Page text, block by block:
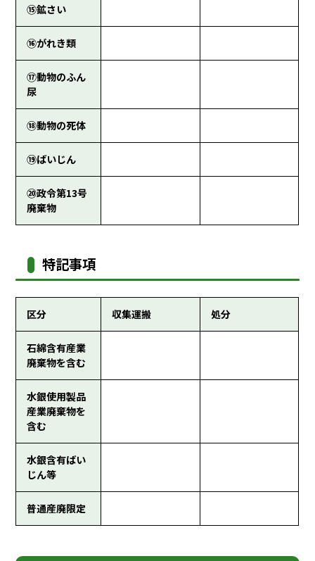
⑮鉱さい
⑯がれき類
⑰動物のふん
尿
⑱動物の死体
⑲ばいじん
⑳政令第13号
廃棄物
特記事項
区分 収集運搬 処分
石綿含有産業
廃棄物を含む
水銀使用製品
産業廃棄物を
含む
水銀含有ばい
じん等
普通産廃限定